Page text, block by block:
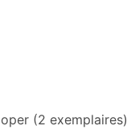
(2 exemplaires)